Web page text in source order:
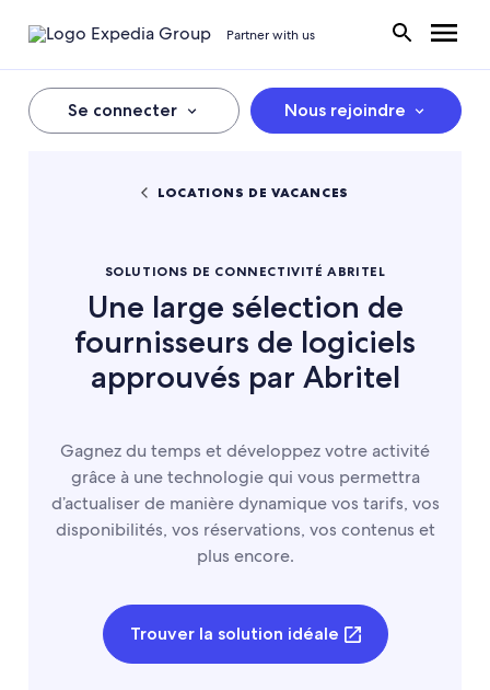
Partner with us
Se connecter Nous rejoindre
LOCATIONS DE VACANCES
SOLUTIONS DE CONNECTIVITÉ ABRITEL
Une large sélection de
fournisseurs de logiciels
approuvés par Abritel
Gagnez du temps et développez votre activité
grâce à une technologie qui vous permettra
d’actualiser de manière dynamique vos tarifs, vos
disponibilités, vos réservations, vos contenus et
plus encore.
Trouver la solution idéale